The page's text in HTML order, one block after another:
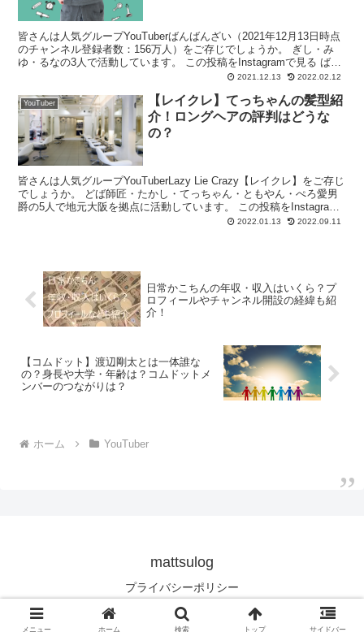
皆さんは人気グループYouTuberばんばんざい（2021年12月13日時点
のチャンネル登録者数：156万人）をご存じでしょうか。 ぎし・み
ゆ・るなの3人で活動しています。 この投稿をInstagramで見る ばん
2021.12.13 2022.02.12
YouTuber
【レイクレ】てっちゃんの髪型紹
介！ロングヘアの評判はどうな
の？
皆さんは人気グループYouTuberLazy Lie Crazy【レイクレ】をご存じ
でしょうか。 どば師匠・たかし・てっちゃん・ともやん・ぺろ愛男
爵の5人で地元大阪を拠点に活動しています。 この投稿をInstagram
2022.01.13 2022.09.11
日常かこちんの年収・収入はいくら？プ
ロフィールやチャンネル開設の経緯も紹
介！
【コムドット】渡辺剛太とは一体誰な
の？身長や大学・年齢は？コムドットメ
ンバーのつながりは？
ホーム YouTuber
mattsulog
プライバシーポリシー
© 2020 mattsulog.
メニュー ホーム 検索 トップ サイドバー